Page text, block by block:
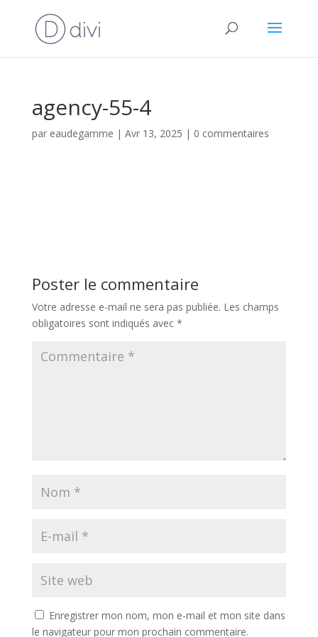
agency-55-4
par eaudegamme | Avr 13, 2025 | 0 commentaires
Poster le commentaire
Votre adresse e-mail ne sera pas publiée. Les champs
obligatoires sont indiqués avec *
Enregistrer mon nom, mon e-mail et mon site dans
le navigateur pour mon prochain commentaire.